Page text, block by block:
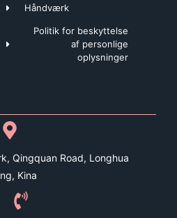
Håndværk
Politik for beskyttelse
af personlige
oplysninger
Qingquan Road, Longhua
Kina